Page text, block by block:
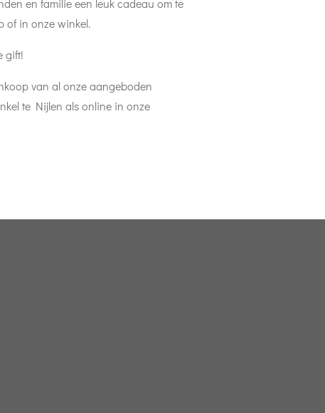
en familie een leuk cadeau om te
of in onze winkel.
gift!
van al onze aangeboden
te Nijlen als online in onze